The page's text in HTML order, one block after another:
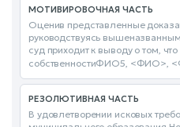
МОТИВИРОВОЧНАЯ ЧАСТЬ
Оценив представленные
руководствуясь
суд приходит к выводу о том,
собственностиФИО5, <ФИО>,
РЕЗОЛЮТИВНАЯ ЧАСТЬ
В удовлетворении исковых